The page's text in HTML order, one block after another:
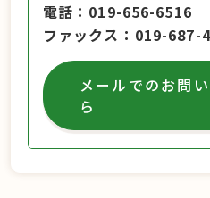
電話
019-656-6516
ファックス
019-687-
メールでのお問
ら